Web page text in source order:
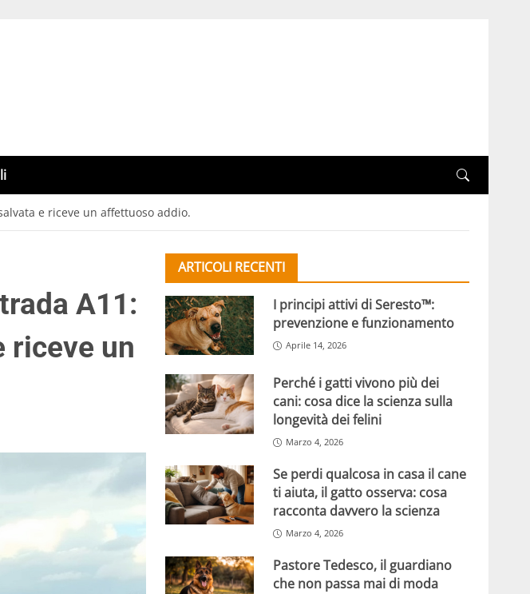
e riceve un affettuoso addio.
A11:
riceve un
ARTICOLI RECENTI
I principi attivi di Seresto™:
prevenzione e funzionamento
Aprile 14, 2026
Perché i gatti vivono più dei
cani: cosa dice la scienza sulla
longevità dei felini
Marzo 4, 2026
Se perdi qualcosa in casa il cane
ti aiuta, il gatto osserva: cosa
racconta davvero la scienza
Marzo 4, 2026
Pastore Tedesco, il guardiano
che non passa mai di moda